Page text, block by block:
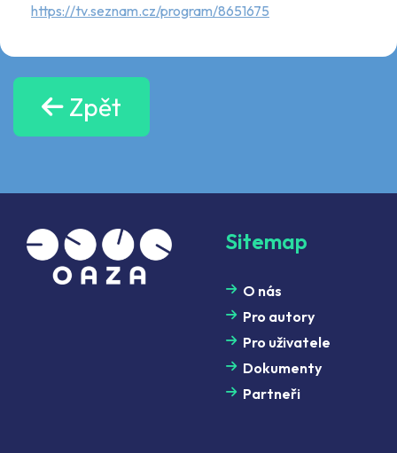
https://tv.seznam.cz/program/8651675
Zpět
Sitemap
O nás
Pro autory
Pro uživatele
Dokumenty
Partneři